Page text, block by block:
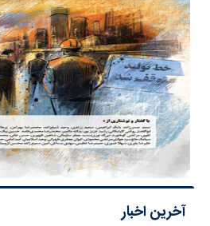
آخرین اخبار